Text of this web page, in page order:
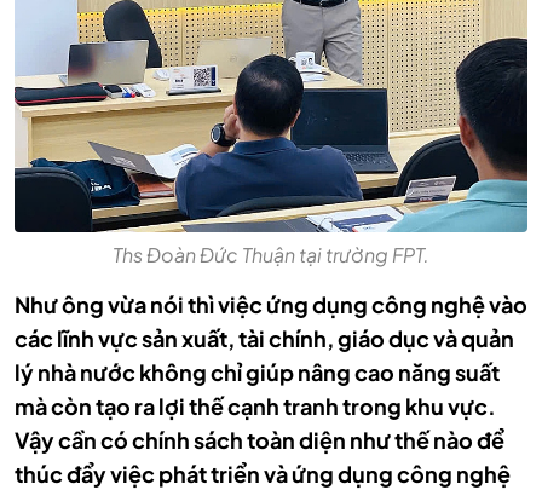
Ths Đoàn Đức Thuận tại trường FPT.
Như ông vừa nói thì việc ứng dụng công nghệ vào
các lĩnh vực sản xuất, tài chính, giáo dục và quản
lý nhà nước không chỉ giúp nâng cao năng suất
mà còn tạo ra lợi thế cạnh tranh trong khu vực.
Vậy cần có chính sách toàn diện như thế nào để
thúc đẩy việc phát triển và ứng dụng công nghệ